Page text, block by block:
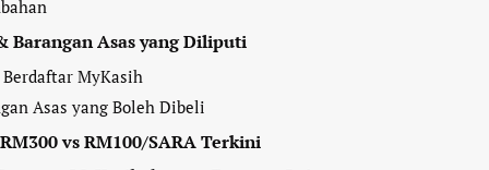
Barangan Asas yang Diliputi
Berdaftar MyKasih
Asas yang Boleh Dibeli
vs RM100/SARA Terkini